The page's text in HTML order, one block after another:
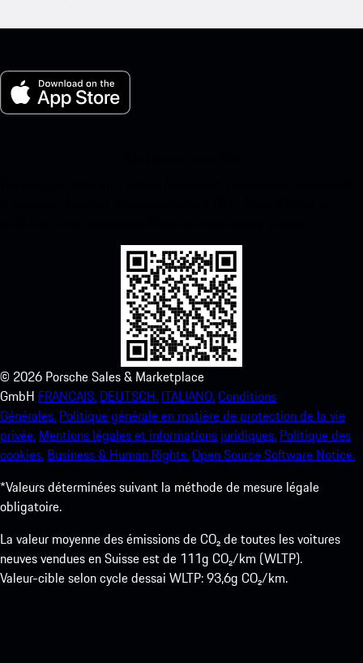
© 2026 Porsche Sales & Marketplace
GmbH FRANCAIS. DEUTSCH. ITALIANO.Conditions
Générales. Politique générale en matière de protection de la vie
privée. Mentions légales et informations juridiques. Politique des
cookies. Business & Human Rights.Open Source Software Notice.
*Valeurs déterminées suivant la méthode de mesure légale
obligatoire.
La valeur moyenne des émissions de CO₂ de toutes les voitures
neuves vendues en Suisse est de 111g CO₂/km (WLTP).
Valeur-cible selon cycle dessai WLTP: 93,6g CO₂/km.